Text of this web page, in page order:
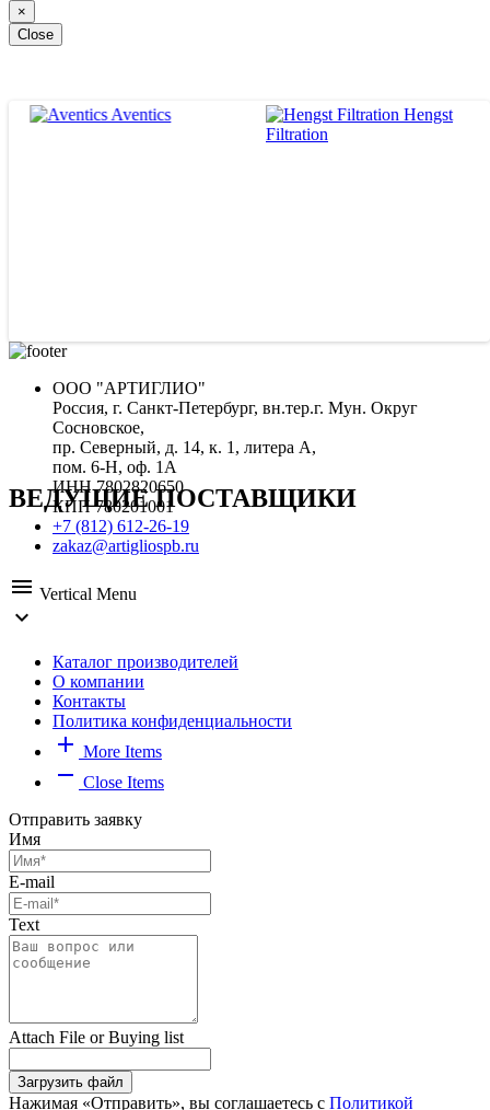
×
Close
ВЕДУЩИЕ ПОСТАВЩИКИ
Aventics
Hengst
Filtration
ООО "АРТИГЛИО"
Россия, г. Санкт-Петербург, вн.тер.г. Мун. Округ
Сосновское,
пр. Северный, д. 14, к. 1, литера А,
пом. 6-Н, оф. 1А
ИНН 7802820650
КПП 780201001
+7 (812) 612-26-19
zakaz@artigliospb.ru
menu Vertical Menu
expand_more
Каталог производителей
О компании
Контакты
Политика конфиденциальности
add More Items
remove Close Items
Отправить заявку
Имя
E-mail
Text
Attach File or Buying list
Загрузить файл
Нажимая «Отправить», вы соглашаетесь с Политикой